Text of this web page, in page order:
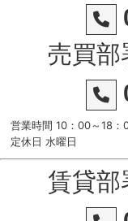
売買
営業時間 10：00～18：
定休日 水曜日
賃貸